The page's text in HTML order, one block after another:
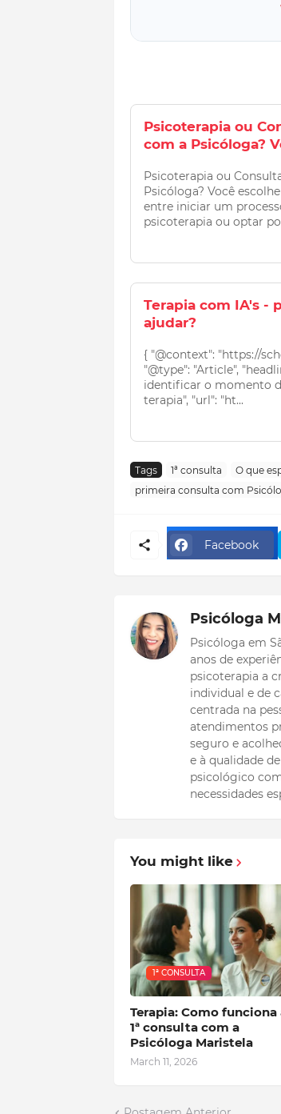
Psicoterapia ou
com a Psicóloga?
Psicoterapia ou
Psicóloga? Você
entre iniciar um
psicoterapia ou optar
Terapia com IA's -
ajudar?
{ "@context": "https://
"@type": "Article",
identificar o momento
terapia", "url": "ht...
Tags 1ª consulta O que
primeira consulta com
Facebook
Psicóloga
Psicóloga em
anos de
psicoterapia a
individual e de
centrada na
atendimentos
seguro e
e à qualidade
psicológico
necessidades
You might like
1ª CONSULTA
Terapia: Como funciona
1ª consulta com a
Psicóloga Maristela
March 11, 2026